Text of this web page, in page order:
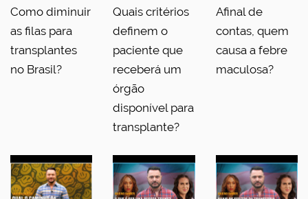
Como diminuir
as filas para
transplantes
no Brasil?
Quais critérios
definem o
paciente que
receberá um
órgão
disponível para
transplante?
Afinal de
contas, quem
causa a febre
maculosa?